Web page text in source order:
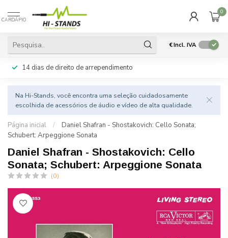
CARDÁPIO
0
€Incl. IVA
14 dias de direito de arrependimento
Na Hi-Stands, você encontra uma seleção cuidadosamente
escolhida de acessórios de áudio e vídeo de alta qualidade.
Página inicial /
Daniel Shafran - Shostakovich: Cello Sonata;
Schubert: Arpeggione Sonata
Daniel Shafran - Shostakovich: Cello
Sonata; Schubert: Arpeggione Sonata
(0)